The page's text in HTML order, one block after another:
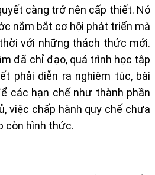
càng trở nên cấp thiết. Nó
nắm bắt cơ hội phát triển mà
với những thách thức mới.
đã chỉ đạo, quá trình học tập
phải diễn ra nghiêm túc, bài
các hạn chế như thành phần
việc chấp hành quy chế chưa
còn hình thức.